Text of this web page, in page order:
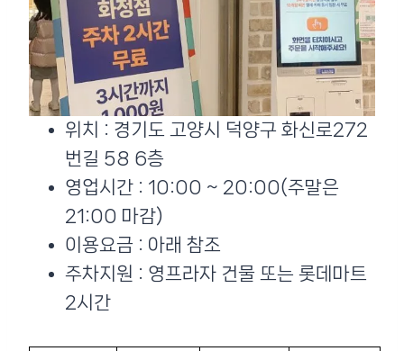
위치 : 경기도 고양시 덕양구 화신로272
번길 58 6층
영업시간 : 10:00 ~ 20:00(주말은
21:00 마감)
이용요금 : 아래 참조
주차지원 : 영프라자 건물 또는 롯데마트
2시간